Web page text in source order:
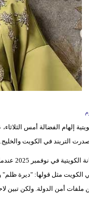
التريند في الكويت
بدأت
تبين لاحقاً أن التسجيل يعود لعام 2021 وتم تداوله مجدداً